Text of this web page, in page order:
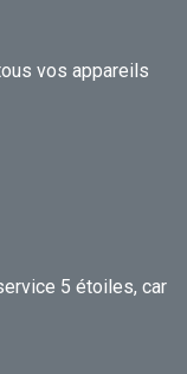
vos appareils
5 étoiles, car